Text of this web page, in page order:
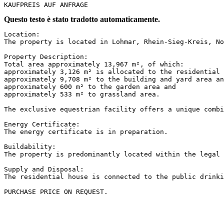
KAUFPREIS AUF ANFRAGE
Questo testo è stato tradotto automaticamente.
Location:
The property is located in Lohmar, Rhein-Sieg-Kreis,
Property Description:
Total area approximately 13,967 m², of which:
approximately 3,126 m² is allocated to the
approximately 9,708 m² to the building and yard area
approximately 600 m² to the garden area and
approximately 533 m² to grassland area.
The exclusive equestrian facility offers a unique
Energy Certificate:
The energy certificate is in preparation.
Buildability:
The property is predominantly located within the legal
Supply and Disposal:
The residential house is connected to the public
PURCHASE PRICE ON REQUEST.